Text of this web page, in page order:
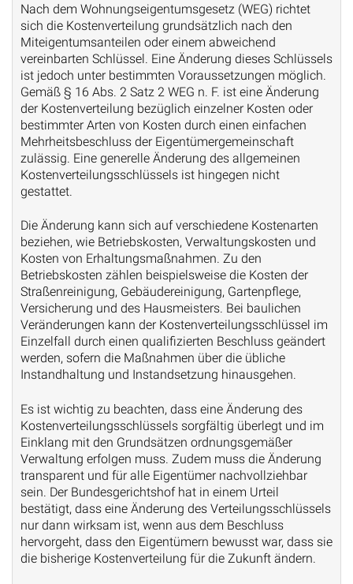
Nach dem Wohnungseigentumsgesetz (WEG) richtet
sich die Kostenverteilung grundsätzlich nach den
Miteigentumsanteilen oder einem abweichend
vereinbarten Schlüssel. Eine Änderung dieses Schlüssels
ist jedoch unter bestimmten Voraussetzungen möglich.
Gemäß § 16 Abs. 2 Satz 2 WEG n. F. ist eine Änderung
der Kostenverteilung bezüglich einzelner Kosten oder
bestimmter Arten von Kosten durch einen einfachen
Mehrheitsbeschluss der Eigentümergemeinschaft
zulässig. Eine generelle Änderung des allgemeinen
Kostenverteilungsschlüssels ist hingegen nicht
gestattet.
Die Änderung kann sich auf verschiedene Kostenarten
beziehen, wie Betriebskosten, Verwaltungskosten und
Kosten von Erhaltungsmaßnahmen. Zu den
Betriebskosten zählen beispielsweise die Kosten der
Straßenreinigung, Gebäudereinigung, Gartenpflege,
Versicherung und des Hausmeisters. Bei baulichen
Veränderungen kann der Kostenverteilungsschlüssel im
Einzelfall durch einen qualifizierten Beschluss geändert
werden, sofern die Maßnahmen über die übliche
Instandhaltung und Instandsetzung hinausgehen.
Es ist wichtig zu beachten, dass eine Änderung des
Kostenverteilungsschlüssels sorgfältig überlegt und im
Einklang mit den Grundsätzen ordnungsgemäßer
Verwaltung erfolgen muss. Zudem muss die Änderung
transparent und für alle Eigentümer nachvollziehbar
sein. Der Bundesgerichtshof hat in einem Urteil
bestätigt, dass eine Änderung des Verteilungsschlüssels
nur dann wirksam ist, wenn aus dem Beschluss
hervorgeht, dass den Eigentümern bewusst war, dass sie
die bisherige Kostenverteilung für die Zukunft ändern.